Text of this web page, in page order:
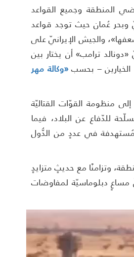
المنطقة وجميع القواعد
وبحر عُمان حيث توجد قواعد
والجيش الإيرانيّ على
ترامب» أن يختار بين
الخيارين – بحسب«وكالة مهر
إلى منظومة القوّات القتاليّة
للدّفاع عن البلاد، فيما
في عددٍ من الدُّول
وتزامنًا مع حديثٍ متزايدٍ
مساعٍ دبلوماسيّة لمفاوضات